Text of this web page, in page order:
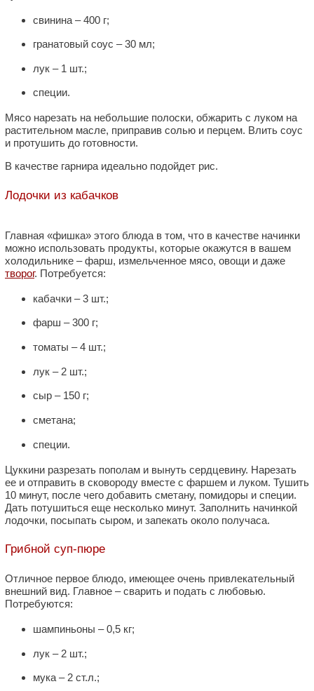
свинина – 400 г;
гранатовый соус – 30 мл;
лук – 1 шт.;
специи.
Мясо нарезать на небольшие полоски, обжарить с луком на
растительном масле, приправив солью и перцем. Влить соус
и протушить до готовности.
В качестве гарнира идеально подойдет рис.
Лодочки из кабачков
Главная «фишка» этого блюда в том, что в качестве начинки
можно использовать продукты, которые окажутся в вашем
холодильнике – фарш, измельченное мясо, овощи и даже
творог. Потребуется:
кабачки – 3 шт.;
фарш – 300 г;
томаты – 4 шт.;
лук – 2 шт.;
сыр – 150 г;
сметана;
специи.
Цуккини разрезать пополам и вынуть сердцевину. Нарезать
ее и отправить в сковороду вместе с фаршем и луком. Тушить
10 минут, после чего добавить сметану, помидоры и специи.
Дать потушиться еще несколько минут. Заполнить начинкой
лодочки, посыпать сыром, и запекать около получаса.
Грибной суп-пюре
Отличное первое блюдо, имеющее очень привлекательный
внешний вид. Главное – сварить и подать с любовью.
Потребуются:
шампиньоны – 0,5 кг;
лук – 2 шт.;
мука – 2 ст.л.;